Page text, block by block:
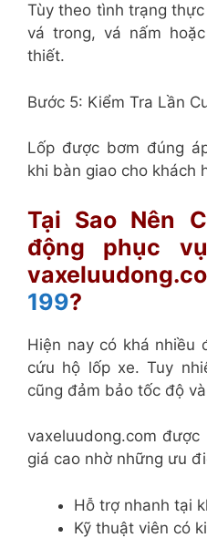
Tùy theo tình trạng
vá trong, vá nấm
thiết.
Bước 5: Kiểm Tra Lần
Lốp được bơm đúng
khi bàn giao cho khách
Tại Sao Nên
động phục
199?
Hiện nay có khá nhiều
cứu hộ lốp xe. Tuy
cũng đảm bảo tốc độ
vaxeluudong.com
giá cao nhờ những ưu
Hỗ trợ nhanh tại
Kỹ thuật viên có